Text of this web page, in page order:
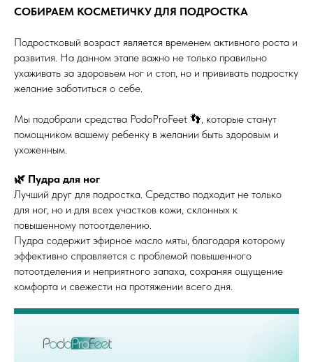
СОБИРАЕМ КОСМЕТИЧКУ ДЛЯ ПОДРОСТКА
Подростковый возраст является временем активного роста и
развития. На данном этапе важно не только правильно
ухаживать за здоровьем ног и стоп, но и прививать подростку
желание заботиться о себе.
Мы подобрали средства PodoProFeet 👣, которые станут
помощником вашему ребенку в желании быть здоровым и
ухоженным.
🌿 Пудра для ног
Лучший друг для подростка. Средство подходит не только
для ног, но и для всех участков кожи, склонных к
повышенному потоотделению.
Пудра содержит эфирное масло мяты, благодаря которому
эффективно справляется с проблемой повышенного
потоотделения и неприятного запаха, сохраняя ощущение
комфорта и свежести на протяжении всего дня.